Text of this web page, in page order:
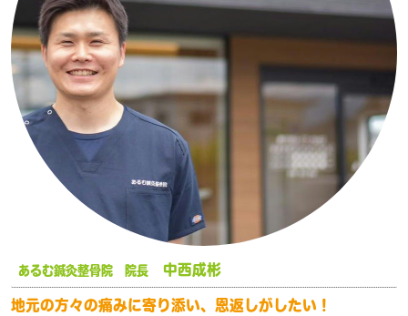
あるむ鍼灸整骨院 院長
中西成彬
地元の方々の痛みに寄り添い、恩返しがしたい！